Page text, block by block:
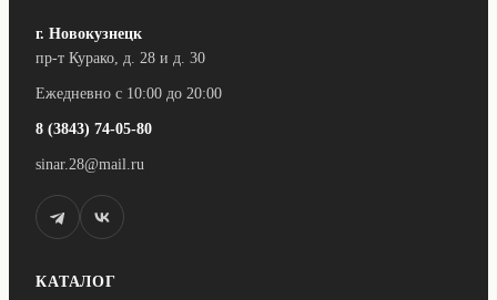
г. Новокузнецк
пр-т Курако, д. 28 и д. 30
Ежедневно с 10:00 до 20:00
8 (3843) 74-05-80
sinar.28@mail.ru
КАТАЛОГ